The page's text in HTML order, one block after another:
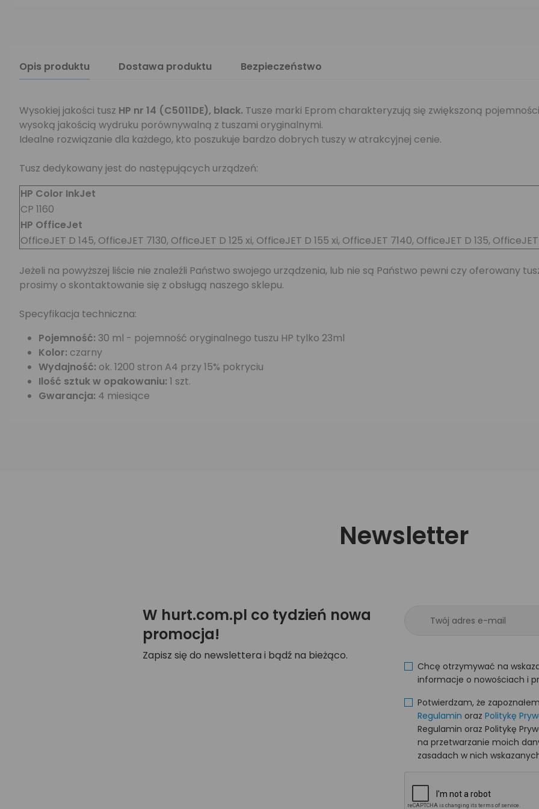
Opis produktu Dostawa produktu Bezpieczeństwo
Wysokiej jakości tusz HP nr 14 (C5011DE), black. Tusze marki Eprom charakteryzują się zwiększoną
wysoką jakością wydruku porównywalną z tuszami oryginalnymi.
Idealne rozwiązanie dla każdego, kto poszukuje bardzo dobrych tuszy w atrakcyjnej cenie.
Tusz dedykowany jest do następujących urządzeń:
HP Color InkJet
CP 1160
HP OfficeJet
OfficeJET D 145, OfficeJET 7130, OfficeJET D 125 xi, OfficeJET D 155 xi, OfficeJET 7140, OfficeJET D 135, OfficeJET
Jeżeli na powyższej liście nie znaleźli Państwo swojego urządzenia, lub nie są Państwo pewni czy oferowany
prosimy o skontaktowanie się z obsługą naszego sklepu.
Specyfikacja techniczna:
Pojemność: 30 ml - pojemność oryginalnego tuszu HP tylko 23ml
Kolor: czarny
Wydajność: ok. 1200 stron A4 przy 15% pokryciu
Ilość sztuk w opakowaniu: 1 szt.
Gwarancja: 4 miesiące
Newsletter
W hurt.com.pl co tydzień nowa
promocja!
Zapisz się do newslettera i bądź na bieżąco.
Chcę otrzymywać na
informacje o nowościach i
Potwierdzam, że
Regulamin oraz Politykę
Regulamin oraz Politykę
na przetwarzanie moich
zasadach w nich